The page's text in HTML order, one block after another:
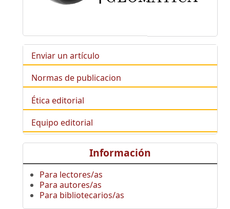
Enviar un artículo
Normas de publicacion
Ética editorial
Equipo editorial
Información
Para lectores/as
Para autores/as
Para bibliotecarios/as